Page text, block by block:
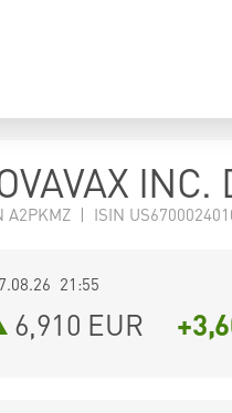
INC.
A2PKMZ | ISIN
21:55
6,910 EUR